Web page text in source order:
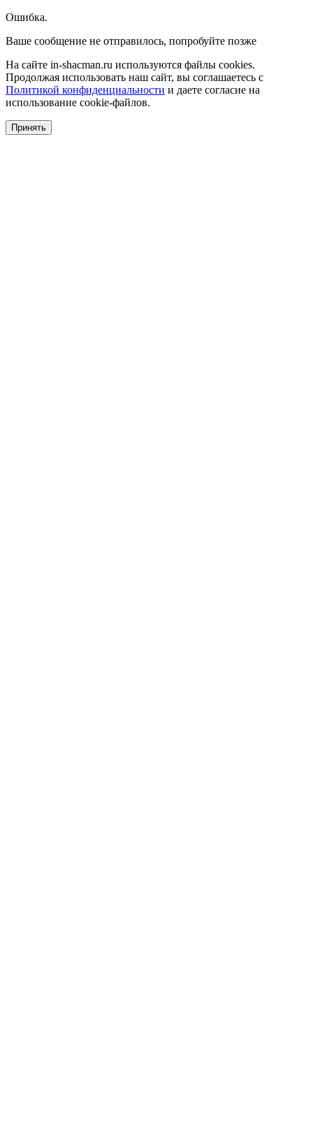
Ошибка.
Ваше сообщение не отправилось, попробуйте позже
На сайте in-shacman.ru используются файлы cookies.
Продолжая использовать наш сайт, вы соглашаетесь с
Политикой конфиденциальности и даете согласие на
использование cookie-файлов.
Принять